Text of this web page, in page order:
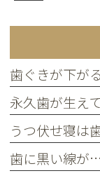
歯ぐきが下が
うつ伏せ寝は